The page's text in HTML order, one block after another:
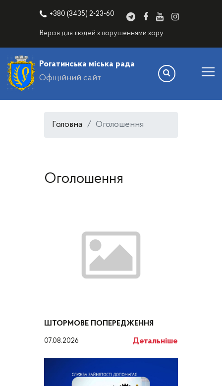
+380 (3435) 2-23-60
Версія для людей з порушеннями зору
Рогатинська міська рада
Офіційний сайт
Головна Оголошення
Оголошення
ШТОРМОВЕ ПОПЕРЕДЖЕННЯ
07.08.2026 Детальніше